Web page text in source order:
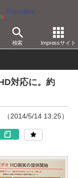
Translate
検索 Impressサイト
対応に。約
（2014/5/14 13:25）